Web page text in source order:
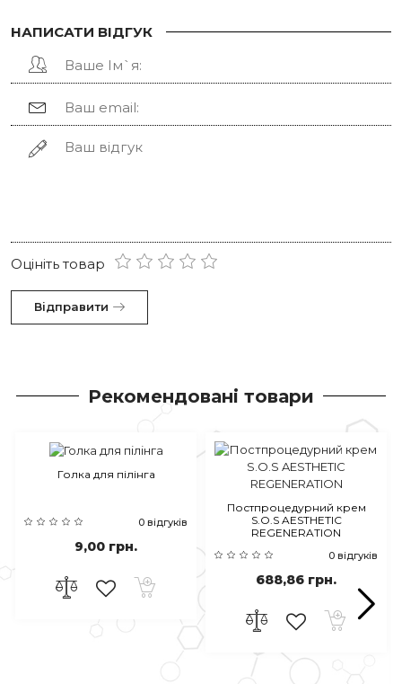
НАПИСАТИ ВІДГУК
Оцініть товар
Відправити
Рекомендовані товари
Голка для пілінга
0 відгуків
9,00 грн.
Постпроцедурний крем
S.O.S AESTHETIC
REGENERATION
0 відгуків
688,86 грн.